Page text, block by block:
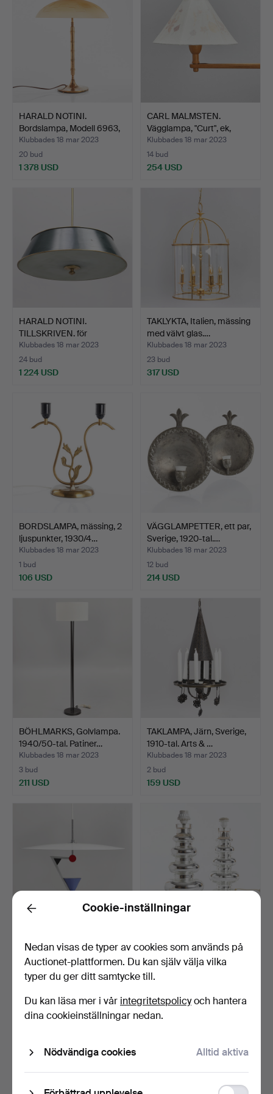
HARALD NOTINI.
Bordslampa, Modell 6963,
Mä…
Klubbades 18 mar 2023
20 bud
1 378 USD
CARL MALMSTEN.
Vägglampa, "Curt", ek,
mode…
Klubbades 18 mar 2023
14 bud
254 USD
HARALD NOTINI.
TILLSKRIVEN. för
Böhlmarks,…
Klubbades 18 mar 2023
24 bud
1 224 USD
TAKLYKTA, Italien, mässing
med välvt glas.…
Klubbades 18 mar 2023
23 bud
317 USD
BORDSLAMPA, mässing, 2
ljuspunkter, 1930/4…
Klubbades 18 mar 2023
1 bud
106 USD
VÄGGLAMPETTER, ett par,
Sverige, 1920-tal.…
Klubbades 18 mar 2023
12 bud
214 USD
BÖHLMARKS, Golvlampa.
1940/50-tal. Patiner…
Klubbades 18 mar 2023
3 bud
211 USD
TAKLAMPA, Järn, Sverige,
1910-tal. Arts & …
Klubbades 18 mar 2023
2 bud
159 USD
Olle Andersson, Bo…
Klubbades 18 mar 2023
32 bud
Bordslampor, ett par.
Invändi…
Klubbades 18 mar 2023
32 bud
Back Cookie-inställningar
Nedan visas de typer av cookies som används på
Auctionet-plattformen. Du kan själv välja vilka
typer du ger ditt samtycke till.
Du kan läsa mer i vår integritetspolicyoch hantera
dina cookieinställningar nedan.
Nödvändiga cookies Alltid aktiva